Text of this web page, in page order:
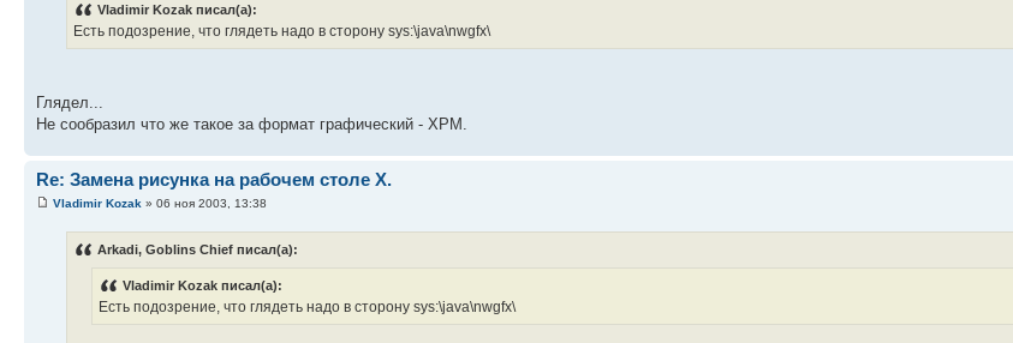
Vladimir Kozak писал(а):
Есть подозрение, что глядеть надо в сторону sys:\java\nwgfx\
Глядел...
Не сообразил что же такое за формат графический - XPM.
Re: Замена рисунка на рабочем столе X.
Vladimir Kozak » 06 ноя 2003, 13:38
Arkadi, Goblins Chief писал(а):
Vladimir Kozak писал(а):
Есть подозрение, что глядеть надо в сторону sys:\java\nwgfx\